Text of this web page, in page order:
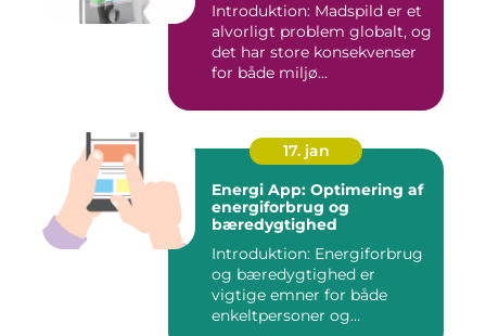
Introduktion: Madspild er et
alvorligt problem globalt, og
det har store konsekvenser
for både miljø...
17. jan
Energi App: Optimering af
energiforbrug og
bæredygtighed
Introduktion: Energiforbrug
og bæredygtighed er
vigtige emner for både
enkeltpersoner og